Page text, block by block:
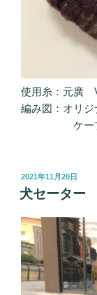
使用糸：元廣
編み図：オ
ケープ
投
稿
日:
2021年11月20日
犬セーター